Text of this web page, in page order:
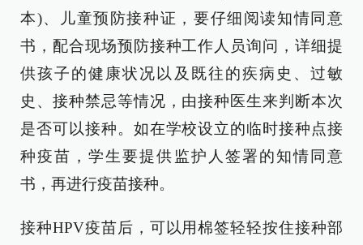
本)、儿童预防接种证，要仔细阅读知情同意
书，配合现场预防接种工作人员询问，详细提
供孩子的健康状况以及既往的疾病史、过敏
史、接种禁忌等情况，由接种医生来判断本次
是否可以接种。如在学校设立的临时接种点接
种疫苗，学生要提供监护人签署的知情同意
书，再进行疫苗接种。
接种HPV疫苗后，可以用棉签轻轻按住接种部